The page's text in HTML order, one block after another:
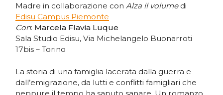
Madre in collaborazione con Alza il volumedi
Edisu Campus Piemonte
Con: Marcela Flavia Luque
Sala Studio Edisu, Via Michelangelo Buonarroti
17bis – Torino
La storia di una famiglia lacerata dalla guerra e
dall’emigrazione, da lutti e conflitti famigliari che
neppure il tempo ha saputo sanare. Un romanzo